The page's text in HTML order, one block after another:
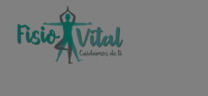
ENTRENANDO EN CASA